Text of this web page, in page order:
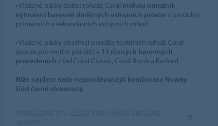
• Vložené pásky čisticí rohože Coral mohou umožnit
vytvoření barevně sladěných vstupních prostor s produkty
primárních a sekundárních vstupních rohoží.
• Vložené pásky obsahují proužky textilních rohoží Coral
(pouze pro vnitřní použití) v 11 různých barevných
provedeních z řad Coral Classic, Coral Brush a Burford
Níže najdete naše nejprodávanější kombinace Nuway
Grid černě eloxovaný.